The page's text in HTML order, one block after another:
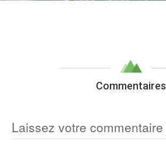
Commentaires
Laissez votre commentaire